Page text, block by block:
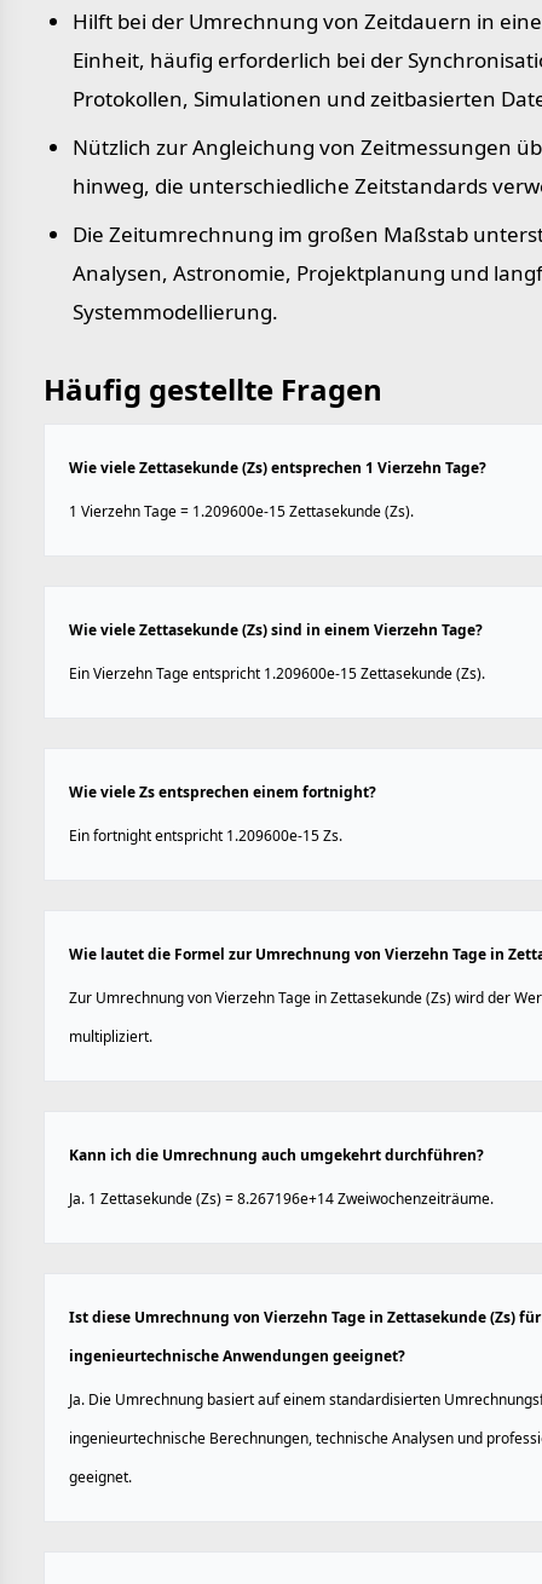
Hilft bei der Umrechnung von Zeitdauern in
Einheit, häufig erforderlich bei der
Protokollen, Simulationen und zeitbasierten
Nützlich zur Angleichung von Zeitmessungen
hinweg, die unterschiedliche Zeitstandards
Die Zeitumrechnung im großen Maßstab
Analysen, Astronomie, Projektplanung und
Systemmodellierung.
Häufig gestellte Fragen
Wie viele Zettasekunde (Zs) entsprechen 1 Vierzehn Tage?
1 Vierzehn Tage = 1.209600e-15 Zettasekunde (Zs).
Wie viele Zettasekunde (Zs) sind in einem Vierzehn Tage?
Ein Vierzehn Tage entspricht 1.209600e-15 Zettasekunde (Zs).
Wie viele Zs entsprechen einem fortnight?
Ein fortnight entspricht 1.209600e-15 Zs.
Wie lautet die Formel zur Umrechnung von Vierzehn Tage in
Zur Umrechnung von Vierzehn Tage in Zettasekunde (Zs) wird der
multipliziert.
Kann ich die Umrechnung auch umgekehrt durchführen?
Ja. 1 Zettasekunde (Zs) = 8.267196e+14 Zweiwochenzeiträume.
Ist diese Umrechnung von Vierzehn Tage in Zettasekunde (Zs) für
ingenieurtechnische Anwendungen geeignet?
Ja. Die Umrechnung basiert auf einem standardisierten
ingenieurtechnische Berechnungen, technische Analysen und
geeignet.